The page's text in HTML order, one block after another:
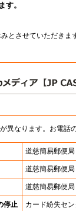
す。
とさせていただきま
異なります。お電話
道慈簡易郵便局
道慈簡易郵便局
道慈簡易郵便局
停止
カード紛失セ